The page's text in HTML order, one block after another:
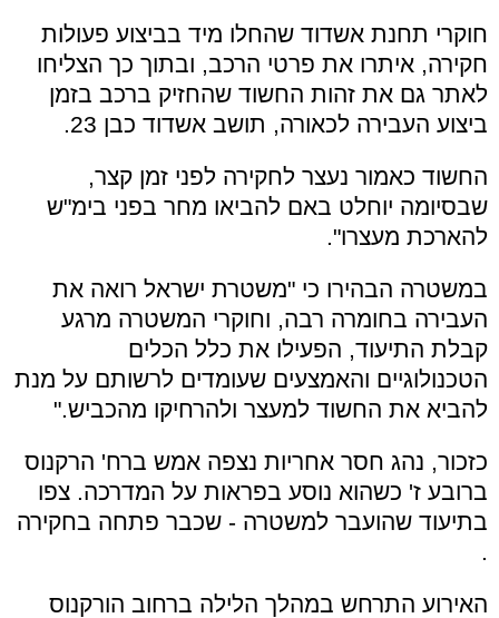
חוקרי תחנת אשדוד שהחלו מיד בביצוע פעולות
חקירה, איתרו את פרטי הרכב, ובתוך כך הצליחו
לאתר גם את זהות החשוד שהחזיק ברכב בזמן
ביצוע העבירה לכאורה, תושב אשדוד כבן 23.
החשוד כאמור נעצר לחקירה לפני זמן קצר,
שבסיומה יוחלט באם להביאו מחר בפני בימ"ש
להארכת מעצרו".
במשטרה הבהירו כי "משטרת ישראל רואה את
העבירה בחומרה רבה, וחוקרי המשטרה מרגע
קבלת התיעוד, הפעילו את כלל הכלים
הטכנולוגיים והאמצעים שעומדים לרשותם על מנת
להביא את החשוד למעצר ולהרחיקו מהכביש."
כזכור, נהג חסר אחריות נצפה אמש ברח' הרקנוס
ברובע ז' כשהוא נוסע בפראות על המדרכה. צפו
בתיעוד שהועבר למשטרה - שכבר פתחה בחקירה
.
האירוע התרחש במהלך הלילה ברחוב הורקנוס